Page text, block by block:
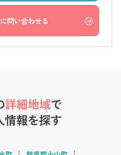
問い合わせる
詳細地域で
情報を探す